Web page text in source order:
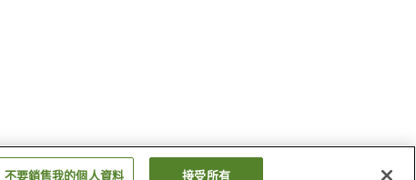
不要銷售我的個人資料 接受所有